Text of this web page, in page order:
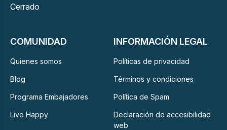
Cerrado
COMUNIDAD
Quienes somos
Blog
Programa Embajadores
Live Happy
INFORMACIÓN LEGAL
Políticas de privacidad
Términos y condiciones
Política de Spam
Declaración de accesibilidad
web